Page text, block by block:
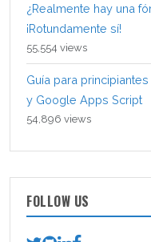
¿Realmente hay una
¡Rotundamente sí!
55,554 views
Guía para
y Google Apps Script
54,896 views
FOLLOW US